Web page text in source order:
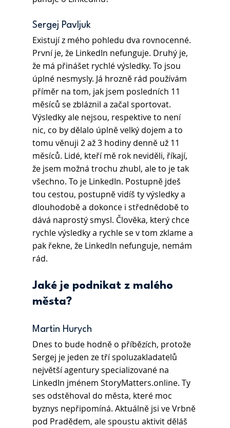
Sergej Pavljuk
Existují z mého pohledu dva rovnocenné.
První je, že LinkedIn nefunguje. Druhý je,
že má přinášet rychlé výsledky. To jsou
úplné nesmysly. Já hrozně rád používám
příměr na tom, jak jsem posledních 11
měsíců se zbláznil a začal sportovat.
Výsledky ale nejsou, respektive to není
nic, co by dělalo úplně velký dojem a to
tomu věnuji 2 až 3 hodiny denně už 11
měsíců. Lidé, kteří mě rok neviděli, říkají,
že jsem možná trochu zhubl, ale to je tak
všechno. To je LinkedIn. Postupně jdeš
tou cestou, postupně vidíš ty výsledky a
dlouhodobě a dokonce i střednědobě to
dává naprostý smysl. Člověka, který chce
rychle výsledky a rychle se v tom zklame a
pak řekne, že LinkedIn nefunguje, nemám
rád.
Jaké je podnikat z malého
města?
Martin Hurych
Dnes to bude hodně o příbězích, protože
Sergej je jeden ze tří spoluzakladatelů
největší agentury specializované na
LinkedIn jménem StoryMatters.online. Ty
ses odstěhoval do města, které moc
byznys nepřipomíná. Aktuálně jsi ve Vrbně
pod Pradědem, ale spoustu aktivit děláš